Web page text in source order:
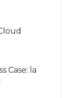
Case: la